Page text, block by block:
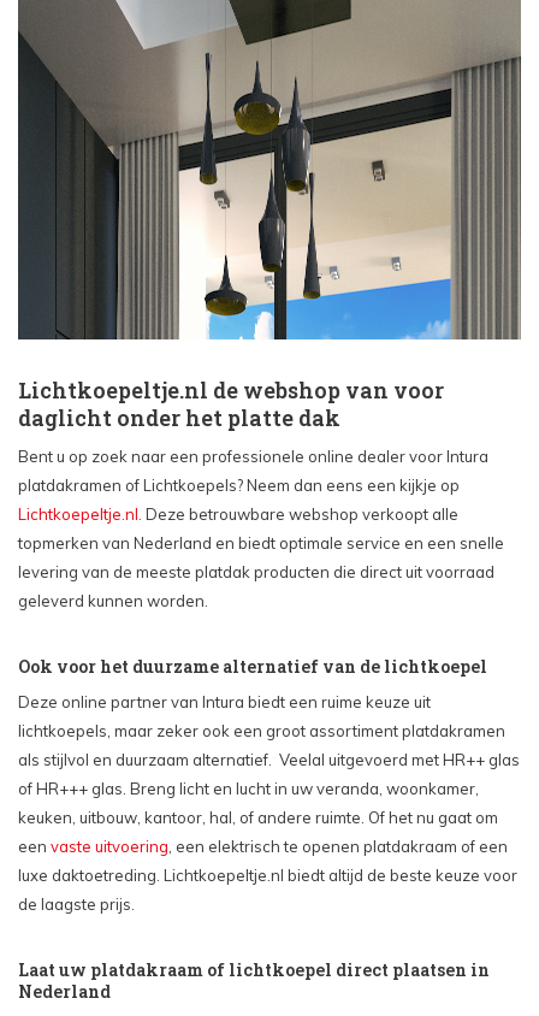
Lichtkoepeltje.nl de webshop van voor
daglicht onder het platte dak
Bent u op zoek naar een professionele online dealer voor Intura
platdakramen of Lichtkoepels? Neem dan eens een kijkje op
Lichtkoepeltje.nl. Deze betrouwbare webshop verkoopt alle
topmerken van Nederland en biedt optimale service en een snelle
levering van de meeste platdak producten die direct uit voorraad
geleverd kunnen worden.
Ook voor het duurzame alternatief van de lichtkoepel
Deze online partner van Intura biedt een ruime keuze uit
lichtkoepels, maar zeker ook een groot assortiment platdakramen
als stijlvol en duurzaam alternatief. Veelal uitgevoerd met HR++ glas
of HR+++ glas. Breng licht en lucht in uw veranda, woonkamer,
keuken, uitbouw, kantoor, hal, of andere ruimte. Of het nu gaat om
een vaste uitvoering , een elektrisch te openen platdakraam of een
luxe daktoetreding. Lichtkoepeltje.nl biedt altijd de beste keuze voor
de laagste prijs.
Laat uw platdakraam of lichtkoepel direct plaatsen in
Nederland